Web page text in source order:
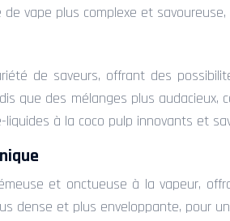
vape plus complexe et
de saveurs, offrant des
que des mélanges plus
à la coco pulp innovants et
et onctueuse à la vapeur,
dense et plus enveloppante, pour